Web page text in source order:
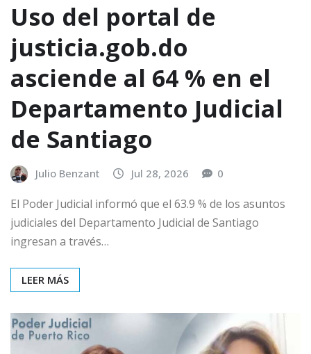
Uso del portal de
justicia.gob.do
asciende al 64 % en el
Departamento Judicial
de Santiago
Julio Benzant Jul 28, 2026 0
El Poder Judicial informó que el 63.9 % de los asuntos
judiciales del Departamento Judicial de Santiago
ingresan a través…
LEER MÁS